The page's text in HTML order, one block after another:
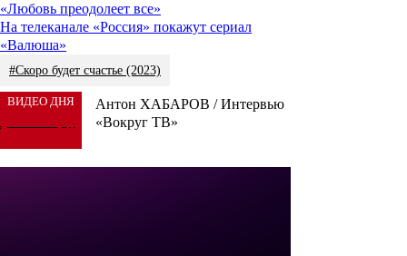
«Любовь преодолеет все»
На телеканале «Россия» покажут сериал
«Валюша»
#Скоро будет счастье (2023)
ВИДЕО ДНЯ
Антон ХАБАРОВ / Интервью
«Вокруг ТВ»